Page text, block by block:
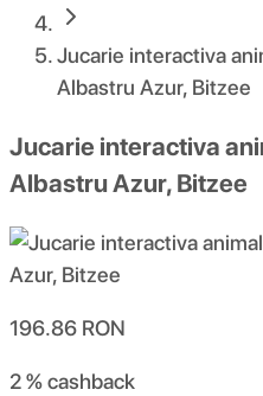
Jucarie interactiva
Albastru Azur, Bitzee
Jucarie interactiva
Albastru Azur, Bitzee
196.86 RON
2 %cashback